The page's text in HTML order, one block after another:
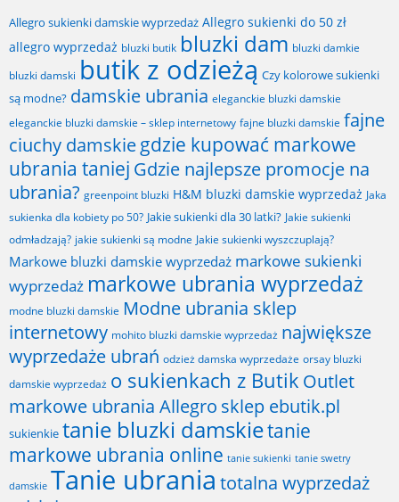
Allegro sukienki damskie wyprzedaż Allegro sukienki do 50 zł
allegro wyprzedaż bluzki butik bluzki dam bluzki damkie
bluzki damski butik z odzieżą Czy kolorowe sukienki
są modne? damskie ubrania eleganckie bluzki damskie
eleganckie bluzki damskie – sklep internetowy fajne bluzki damskie fajne
ciuchy damskiegdzie kupować markowe
ubrania taniej Gdzie najlepsze promocje na
ubrania? greenpoint bluzki H&M bluzki damskie wyprzedaż Jaka
sukienka dla kobiety po 50? Jakie sukienki dla 30 latki? Jakie sukienki
odmładzają? jakie sukienki są modne Jakie sukienki wyszczuplają?
Markowe bluzki damskie wyprzedaż markowe sukienki
wyprzedaż markowe ubrania wyprzedaż
modne bluzki damskie Modne ubrania sklep
internetowy mohito bluzki damskie wyprzedaż największe
wyprzedaże ubrań odzież damska wyprzedaże orsay bluzki
damskie wyprzedaż o sukienkach z Butik Outlet
markowe ubrania Allegro sklep ebutik.pl
sukienkie tanie bluzki damskietanie
markowe ubrania online tanie sukienki tanie swetry
damskie Tanie ubrania totalna wyprzedaż